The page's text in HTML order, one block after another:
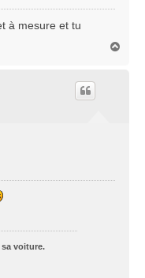
à mesure et tu
voiture.